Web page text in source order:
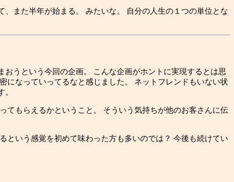
また半年が始まる。 みたいな。 自分の人生の１つの単位とな
うという今回の企画。 こんな企画がホントに実現するとは思
になっていってるなと感じました。 ネットフレンドもいない状
もらえるかということ。 そういう気持ちが他のお客さんに伝
いう感覚を初めて味わった方も多いのでは？ 今後も続けてい